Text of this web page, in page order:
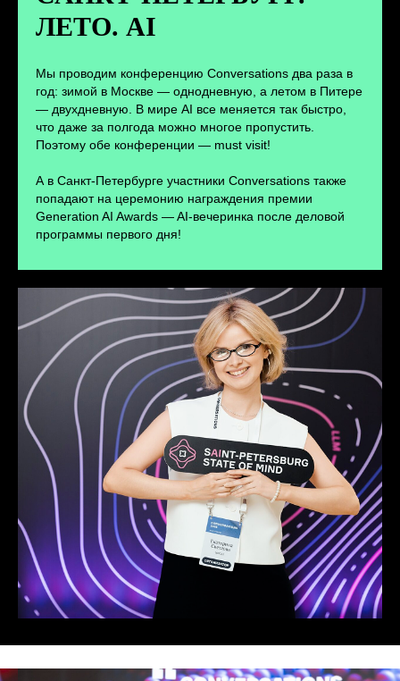
ЛЕТО. AI
Мы проводим конференцию Conversations два раза в
год: зимой в Москве — однодневную, а летом в Питере
— двухдневную. В мире AI все меняется так быстро,
что даже за полгода можно многое пропустить.
Поэтому обе конференции — must visit!
А в Санкт-Петербурге участники Conversations также
попадают на церемонию награждения премии
Generation AI Awards — AI-вечеринка после деловой
программы первого дня!